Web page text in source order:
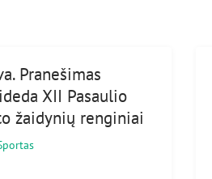
Pranešimas
XII Pasaulio
žaidynių renginiai